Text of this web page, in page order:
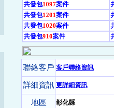
共發包1097案件
共發包1201案件
共發包1020案件
共發包910案件
聯絡客戶 客戶聯絡資訊
詳細資訊 更詳細資訊
地區 彰化縣